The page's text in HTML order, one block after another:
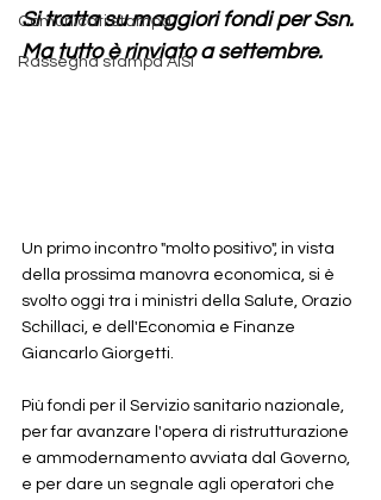
Comunicati stampa
Rassegna stampa AISI
Si tratta su maggiori fondi per Ssn.
Ma tutto è rinviato a settembre.
Un primo incontro "molto positivo", in vista
della prossima manovra economica, si è
svolto oggi tra i ministri della Salute, Orazio
Schillaci, e dell'Economia e Finanze
Giancarlo Giorgetti.
Più fondi per il Servizio sanitario nazionale,
per far avanzare l'opera di ristrutturazione
e ammodernamento avviata dal Governo,
e per dare un segnale agli operatori che